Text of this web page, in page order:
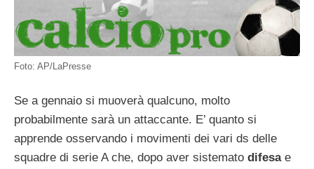
Foto: AP/LaPresse
Se a gennaio si muoverà qualcuno, molto
probabilmente sarà un attaccante. E’ quanto si
apprende osservando i movimenti dei vari ds delle
squadre di serie A che, dopo aver sistemato difesa e